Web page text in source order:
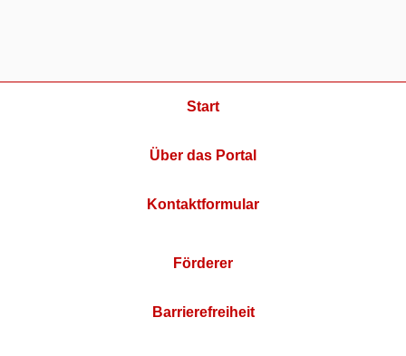
Start
Über das Portal
Kontaktformular
Förderer
Barrierefreiheit